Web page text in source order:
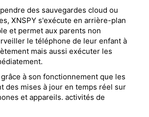
des sauvegardes cloud ou
XNSPY s'exécute en arrière-plan
et permet aux parents non
le téléphone de leur enfant à
mais aussi exécuter les
à son fonctionnement que les
des mises à jour en temps réel sur
et appareils. activités de